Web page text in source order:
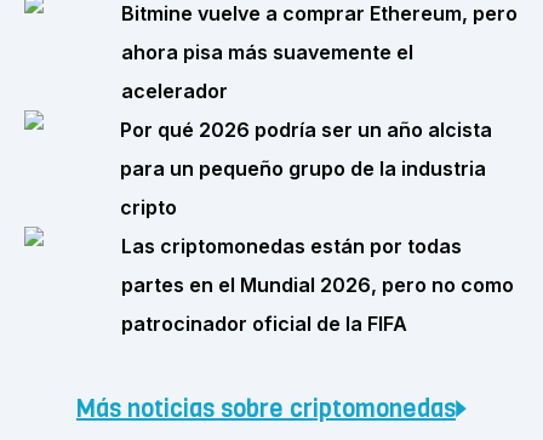
Bitmine vuelve a comprar Ethereum, pero
ahora pisa más suavemente el
acelerador
Por qué 2026 podría ser un año alcista
para un pequeño grupo de la industria
cripto
Las criptomonedas están por todas
partes en el Mundial 2026, pero no como
patrocinador oficial de la FIFA
Más noticias sobre criptomonedas